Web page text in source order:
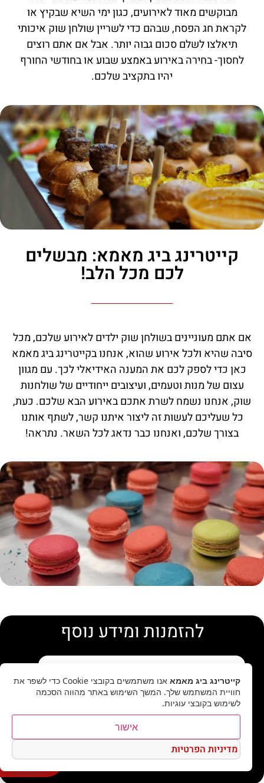
מבוקשים מאוד לאירועים, כגון ימי השיא שבקיץ או
לקראת חג הפסח, שבהם כדי לשריין שולחן שוק איכותי
תיאלצו לשלם סכום גבוה יותר. אבל אם אתם רוצים
לחסוך- בחירה באירוע באמצע שבוע או בחודשי החורף
יהיו בתקציב שלכם.
קייטרינג ביג מאמא: מבשלים
לכם מכל הלב!
אם אתם מעוניינים בשולחן שוק ילדים לאירוע שלכם, מכל
סיבה שהיא ולכל אירוע שהוא, אנחנו בקייטרינג ביג מאמא
כאן כדי לספק לכם את המענה האידיאלי לכך. עם מגוון
עצום של מנות וטעמים, ועיצובים ייחודיים של שולחנות
שוק, אנחנו נשמח לשרת אתכם באירוע הבא שלכם. כעת,
כל שעליכם לעשות זה ליצור איתנו קשר, לשתף אותנו
בצורך שלכם, ואנחנו כבר נדאג לכל השאר. נתראה!
להזמנות ומידע נוסף
קייטרינג ביג מאמא
אנו משתמשים בקובצי Cookie כדי לשפר את
חוויית המשתמש שלך. המשך השימוש באתר מהווה הסכמה
לשימוש בקובצי עוגיות.
אישור
מדיניות הפרטיותאנחנו זמינים לכל שאלה כאן